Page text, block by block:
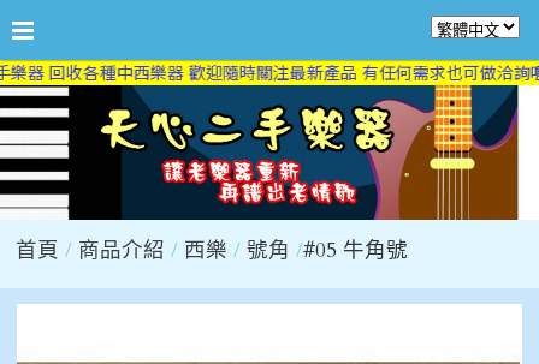
器 回收各種中西樂器 歡迎隨時關注最新產品 有任何需求也可做洽詢
首頁 商品介紹 西樂 號角 #05 牛角號